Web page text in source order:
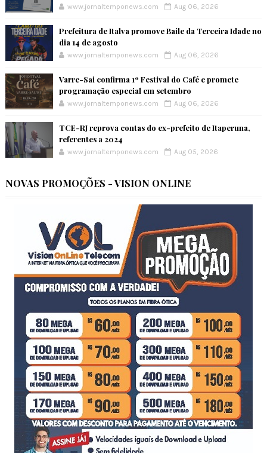
www.jornaltemponews.com Aug 06, 2026
Prefeitura de Italva promove Baile da Terceira Idade no
dia 14 de agosto
www.jornaltemponews.com Aug 06, 2026
Varre-Sai confirma 1º Festival do Café e promete
programação especial em setembro
www.jornaltemponews.com Aug 06, 2026
TCE-RJ reprova contas do ex-prefeito de Itaperuna,
referentes a 2024
www.jornaltemponews.com Aug 05, 2026
NOVAS PROMOÇÕES - VISION ONLINE